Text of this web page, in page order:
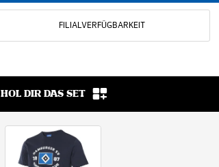
FILIALVERFÜGBARKEIT
HOL DIR DAS SET